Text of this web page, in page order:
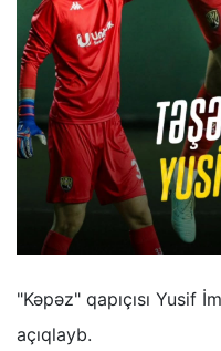
"Kəpəz" qapıçısı Yusif
açıqlayb.